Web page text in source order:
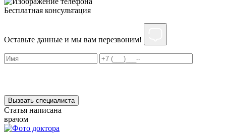
Бесплатная консультация
Оставьте данные и мы вам перезвоним!
Вызвать специалиста
Статья написана
врачом